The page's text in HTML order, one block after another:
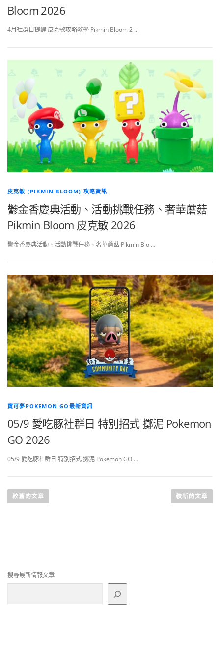
Bloom 2026
4月社群日提醒 皮克敏攻略教學 Pikmin Bloom 2 …
皮克敏 (PIKMIN BLOOM) 攻略資訊
鬱金香慶典活動、活動挑戰任務、奢華蘑菇
Pikmin Bloom 皮克敏 2026
鬱金香慶典活動、活動挑戰任務、奢華蘑菇 Pikmin Blo …
寶可夢POKEMON GO最新資訊
05/9 愛吃豚社群日 特別招式 擲泥 Pokemon
GO 2026
05/9 愛吃豚社群日 特別招式 擲泥 Pokemon GO …
章
較舊的文章 較新的文章
搜尋最新情報文章